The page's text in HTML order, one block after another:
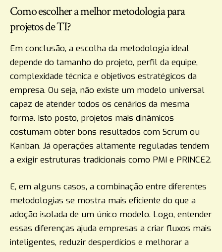
Como escolher a melhor metodologia para
projetos de TI?
Em conclusão, a escolha da metodologia ideal
depende do tamanho do projeto, perfil da equipe,
complexidade técnica e objetivos estratégicos da
empresa. Ou seja, não existe um modelo universal
capaz de atender todos os cenários da mesma
forma. Isto posto, projetos mais dinâmicos
costumam obter bons resultados com Scrum ou
Kanban. Já operações altamente reguladas tendem
a exigir estruturas tradicionais como PMI e PRINCE2.
E, em alguns casos, a combinação entre diferentes
metodologias se mostra mais eficiente do que a
adoção isolada de um único modelo. Logo, entender
essas diferenças ajuda empresas a criar fluxos mais
inteligentes, reduzir desperdícios e melhorar a